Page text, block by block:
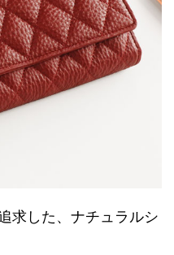
求した、ナチュラルシ